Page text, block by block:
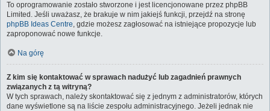
To oprogramowanie zostało stworzone i jest licencjonowane przez phpBB
Limited. Jeśli uważasz, że brakuje w nim jakiejś funkcji, przejdź na stronę
phpBB Ideas Centre, gdzie możesz zagłosować na istniejące propozycje lub
zaproponować nowe funkcje.
Na górę
Z kim się kontaktować w sprawach nadużyć lub zagadnień prawnych
związanych z tą witryną?
W tych sprawach, należy skontaktować się z jednym z administratorów, których
dane wyświetlone są na liście zespołu administracyjnego. Jeżeli jednak nie